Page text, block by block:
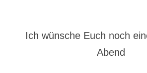
Ich wünsche Euch noch
Abend